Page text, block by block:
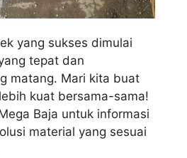
yang sukses dimulai
tepat dan
matang. Mari kita buat
kuat bersama-sama!
Baja untuk informasi
material yang sesuai